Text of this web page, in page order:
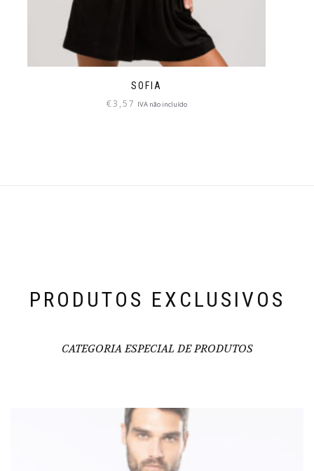
SOFIA
€3,57 IVA não incluído
PRODUTOS EXCLUSIVOS
CATEGORIA ESPECIAL DE PRODUTOS